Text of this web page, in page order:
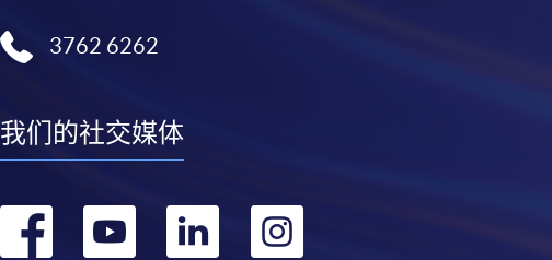
3762 6262
我们的社交媒体
转 转 转 转